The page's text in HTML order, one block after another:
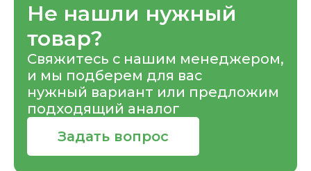
Не нашли нужный
товар?
Свяжитесь с нашим менеджером,
и мы подберем для вас
нужный вариант или предложим
подходящий аналог
Задать вопрос